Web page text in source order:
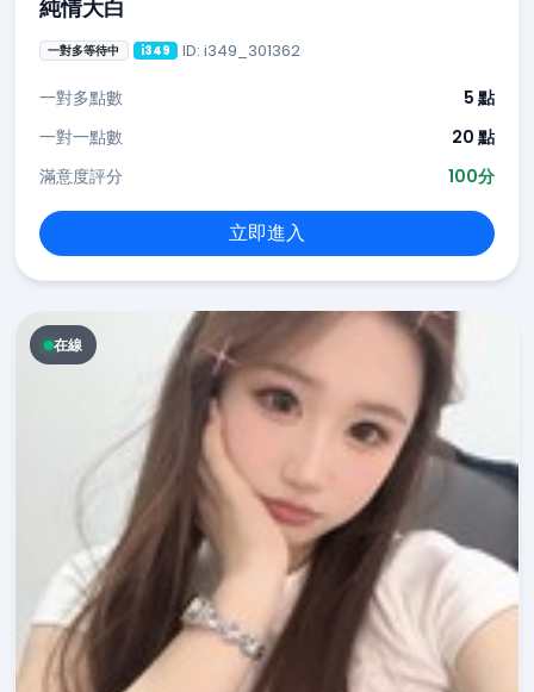
純情大白
一對多等待中 i349 ID: i349_301362
一對多點數
5 點
一對一點數
20 點
滿意度評分
100分
立即進入
在線